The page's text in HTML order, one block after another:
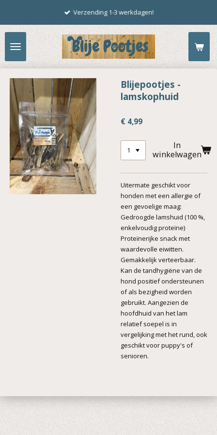
naar
de
hoofdinhoud
Verzending 1-3 werkdagen!
Blijepootjes -
lamskophuid
€ 4,99
In
winkelwagen
Uitermate geschikt voor
honden met een allergie of
een gevoelige maag:
Gedroogde lamshuid (100 %,
enkelvoudig proteïne)
Proteïnerijke snack met
waardevolle eiwitten.
Gemakkelijk verteerbaar.
Kan de tandhygiëne van de
hond positief ondersteunen
of als bezigheid worden
gebruikt. Aangezien de
hoofdhuid van het lam
relatief soepel is in
vergelijking met het rund, ook
geschikt voor puppy's of
senioren.